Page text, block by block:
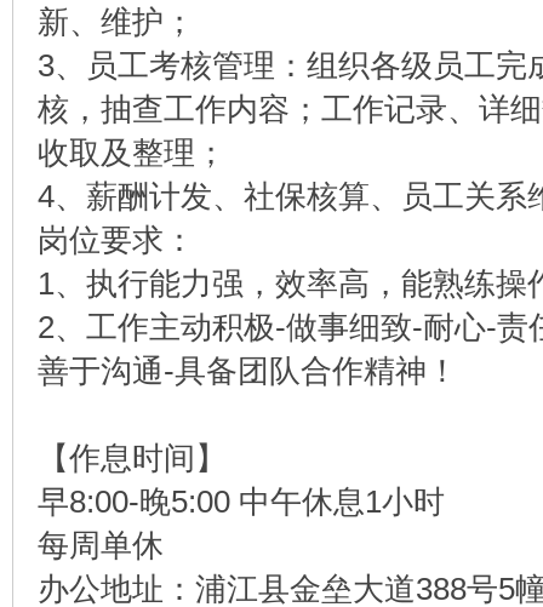
新、维护；
3、员工考核管理：组织各级员工完
核，抽查工作内容；工作记录、详
收取及整理；
4、薪酬计发、社保核算、员工关系
岗位要求：
1、执行能力强，效率高，能熟练操
2、工作主动积极-做事细致-耐心-
善于沟通-具备团队合作精神！
【作息时间】
早8:00-晚5:00 中午休息1小时
每周单休
办公地址：浦江县金垒大道388号5